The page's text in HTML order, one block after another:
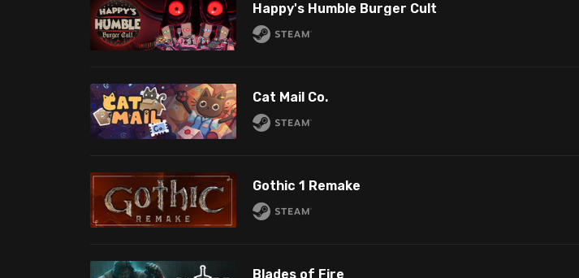
Happy's Humble Burger Cult
Cat Mail Co.
Gothic 1 Remake
Blades of Fire